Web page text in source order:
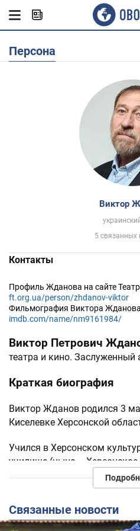
Персона
Виктор
5 связанных
Контакты
Профиль Жданова на сайте
ft.org.ua/person/zhdanov-viktor
Фильмография Виктора Жданова
imdb.com/name/nm9161984/
Виктор Петрович
театра и кино. Заслуженный
Краткая биография
Виктор Жданов родился 3
Киселевке Херсонской
Учился в Херсонском
училище (ныне –
изучал режиссуру
Театральную карьеру начал
областного театра кукол, а
Связанные новости